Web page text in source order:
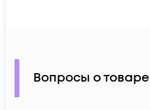
Вопросы о товаре